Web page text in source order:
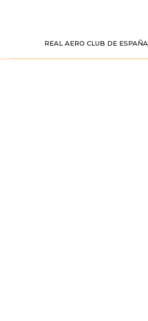
REAL AERO CLUB DE ESPAÑA